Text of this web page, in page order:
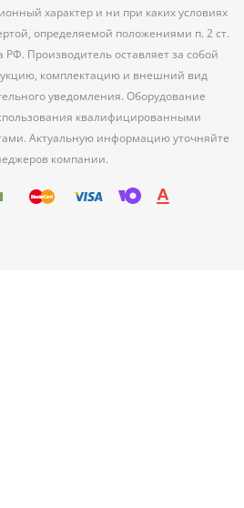
характер и ни при каких условиях
определяемой положениями п. 2 ст.
РФ. Производитель оставляет за собой
комплектацию и внешний вид
уведомления. Оборудование
квалифицированными
Актуальную информацию уточняйте
компании.